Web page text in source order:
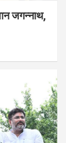
जगन्नाथ,